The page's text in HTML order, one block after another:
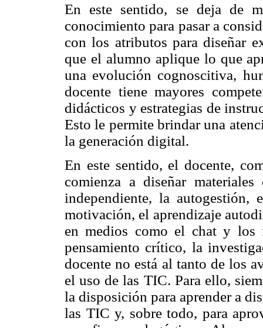
En este sentido, se deja de
conocimiento para pasar a
con los atributos para diseñar
que el alumno aplique lo que
una evolución cognoscitiva,
docente tiene mayores
didácticos y estrategias de
Esto le permite brindar una
la generación digital.
En este sentido, el docente,
comienza a diseñar
independiente, la
motivación, el aprendizaje
en medios como el chat y los
pensamiento crítico, la
docente no está al tanto de los
el uso de las TIC. Para ello,
la disposición para aprender a
las TIC y, sobre todo, para